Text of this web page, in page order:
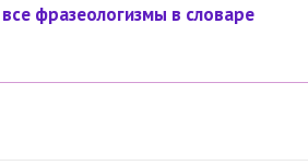
фразеологизмы в словаре